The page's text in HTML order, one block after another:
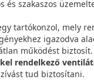
és szakaszos
tartókonzol, mely
igazodva
működést biztosít.
rendelkező
tud biztosítani.